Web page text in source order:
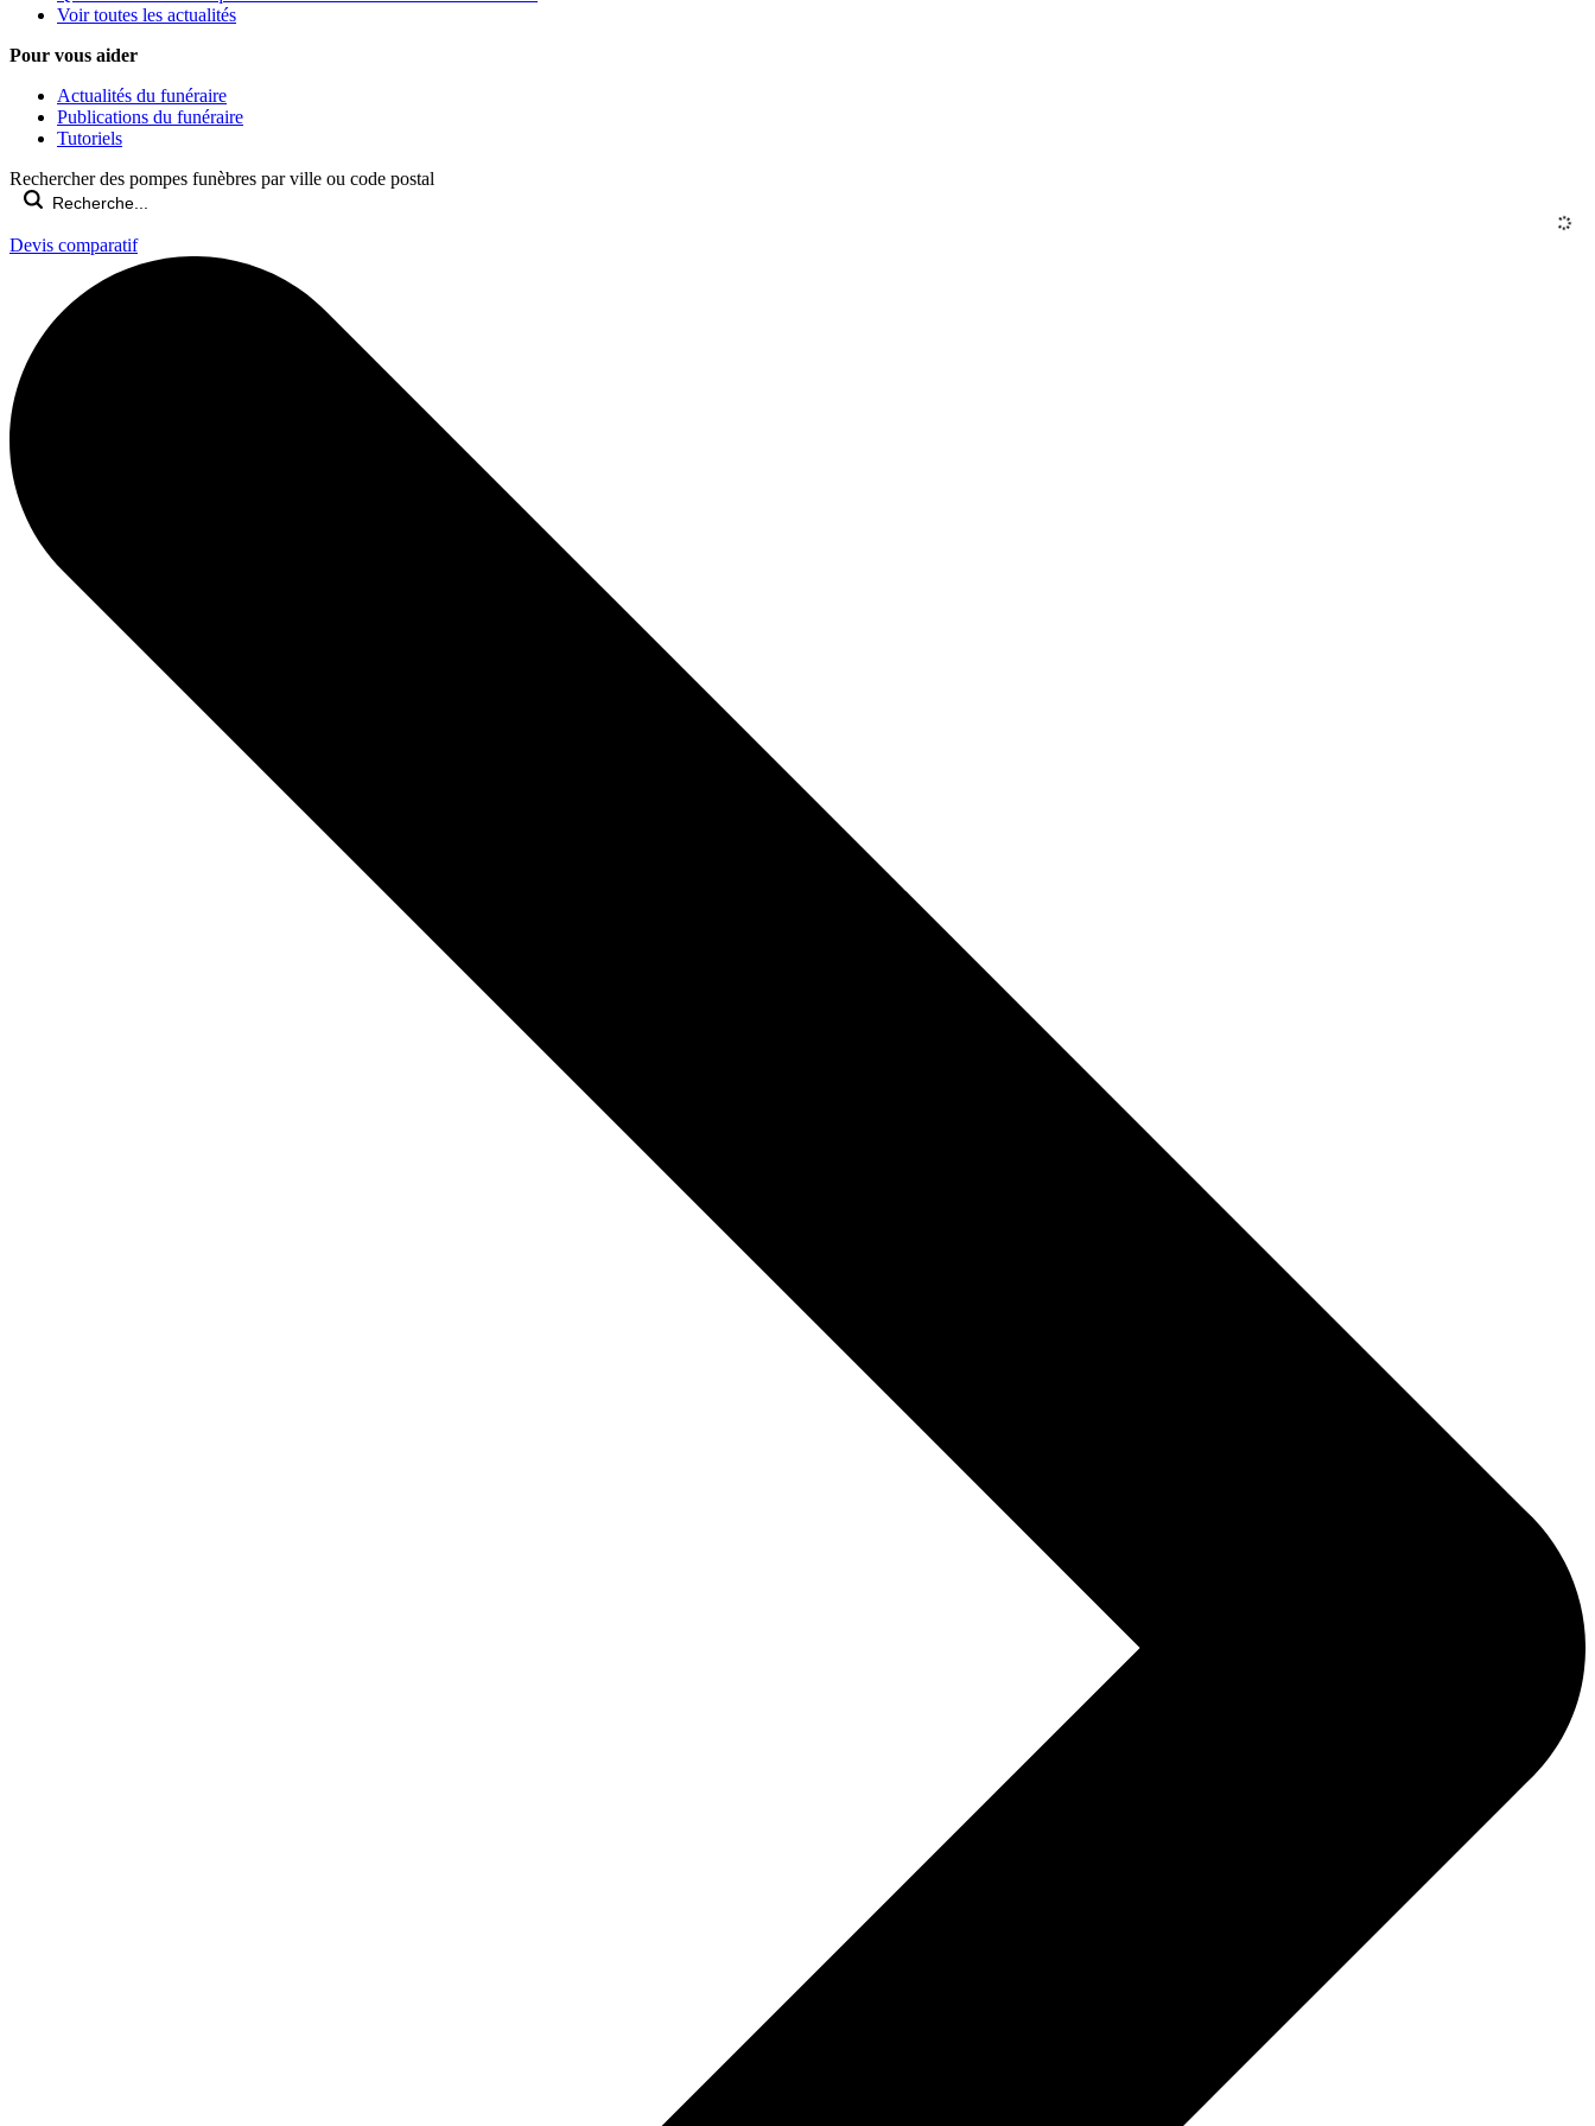
Voir toutes les actualités
Pour vous aider
Actualités du funéraire
Publications du funéraire
Tutoriels
Rechercher des pompes funèbres par ville ou code postal
Devis comparatif